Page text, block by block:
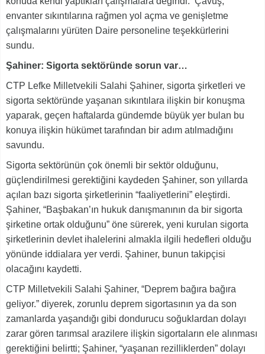
envanter sıkıntılarına rağmen yol açma ve genişletme
çalışmalarını yürüten Daire personeline teşekkürlerini
sundu.
Şahiner: Sigorta sektöründe sorun var…
CTP Lefke Milletvekili Salahi Şahiner, sigorta şirketleri ve
sigorta sektöründe yaşanan sıkıntılara ilişkin bir konuşma
yaparak, geçen haftalarda gündemde büyük yer bulan bu
konuya ilişkin hükümet tarafından bir adım atılmadığını
savundu.
Sigorta sektörünün çok önemli bir sektör olduğunu,
güçlendirilmesi gerektiğini kaydeden Şahiner, son yıllarda
açılan bazı sigorta şirketlerinin “faaliyetlerini” eleştirdi.
Şahiner, “Başbakan’ın hukuk danışmanının da bir sigorta
şirketine ortak olduğunu” öne sürerek, yeni kurulan sigorta
şirketlerinin devlet ihalelerini almakla ilgili hedefleri olduğu
yönünde iddialara yer verdi. Şahiner, bunun takipçisi
olacağını kaydetti.
CTP Milletvekili Salahi Şahiner, “Deprem bağıra bağıra
geliyor.” diyerek, zorunlu deprem sigortasının ya da son
zamanlarda yaşandığı gibi dondurucu soğuklardan dolayı
zarar gören tarımsal arazilere ilişkin sigortaların ele alınması
gerektiğini belirtti; Şahiner, “yaşanan rezilliklerden” dolayı